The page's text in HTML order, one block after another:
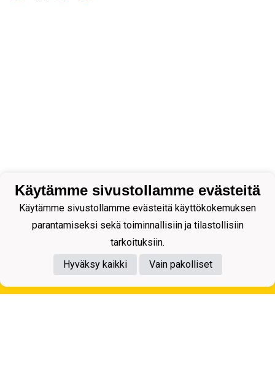
Tietosuojaseloste
Käytämme sivustollamme evästeitä
Käytämme sivustollamme evästeitä käyttökokemuksen
parantamiseksi sekä toiminnallisiin ja tilastollisiin
tarkoituksiin.
Hyväksy kaikki
Vain pakolliset